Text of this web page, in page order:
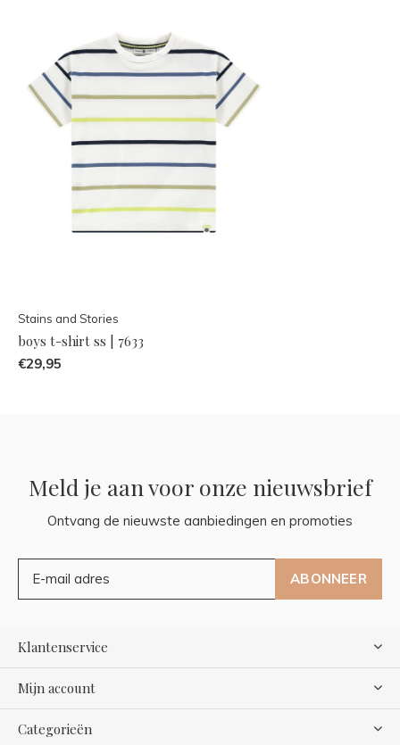
Stains and Stories
boys t-shirt ss | 7633
€29,95
Meld je aan voor onze nieuwsbrief
Ontvang de nieuwste aanbiedingen en promoties
ABONNEER
Klantenservice
Mijn account
Categorieën